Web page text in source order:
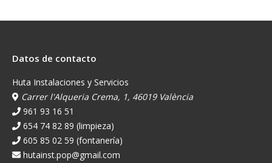
Datos de contacto
Huta Instalaciones y Servicios
Carrer l'Alqueria Crema, 1, 46019 València
961 93 16 51
654 74 82 89 (limpieza)
605 85 02 59 (fontanería)
hutainst.pop@gmail.com